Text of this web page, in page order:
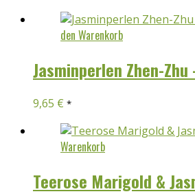
den Warenkorb
Jasminperlen Zhen-
9,65 € *
Warenkorb
Teerose Marigold &